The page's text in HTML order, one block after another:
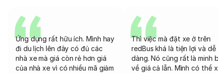
Ứng dụng rất hữu ích. Mình hay
đi du lịch lên đây có đủ các
nhà xe mà giá còn rẻ hơn giá
của nhà xe vì có nhiều mã giảm
Thì việc mà đặt xe ở trên
redBus khá là tiện lợi và dễ
dàng. Nó cũng rất là minh
về giá cả lẫn. Mình có thể